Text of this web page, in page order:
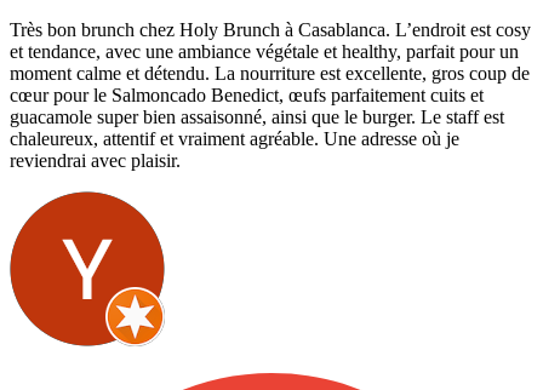
Très bon brunch chez Holy Brunch à Casablanca. L’endroit est cosy
et tendance, avec une ambiance végétale et healthy, parfait pour un
moment calme et détendu. La nourriture est excellente, gros coup de
cœur pour le Salmoncado Benedict, œufs parfaitement cuits et
guacamole super bien assaisonné, ainsi que le burger. Le staff est
chaleureux, attentif et vraiment agréable. Une adresse où je
reviendrai avec plaisir.